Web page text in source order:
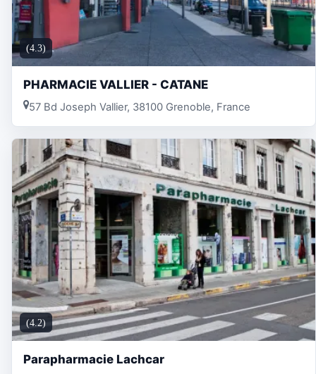
(4.3)
PHARMACIE VALLIER - CATANE
57 Bd Joseph Vallier, 38100 Grenoble, France
(4.2)
Parapharmacie Lachcar